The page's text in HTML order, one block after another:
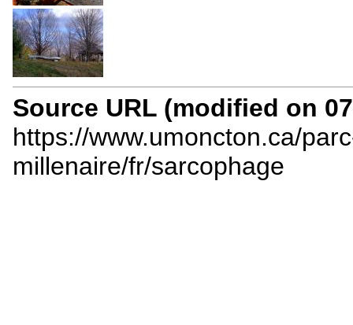
Source URL (modified on
https://www.umoncton.ca/
millenaire/fr/sarcophage